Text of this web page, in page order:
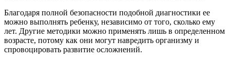
Благодаря полной безопасности подобной диагностики ее
можно выполнять ребенку, независимо от того, сколько ему
лет. Другие методики можно применять лишь в определенном
возрасте, потому как они могут навредить организму и
спровоцировать развитие осложнений.